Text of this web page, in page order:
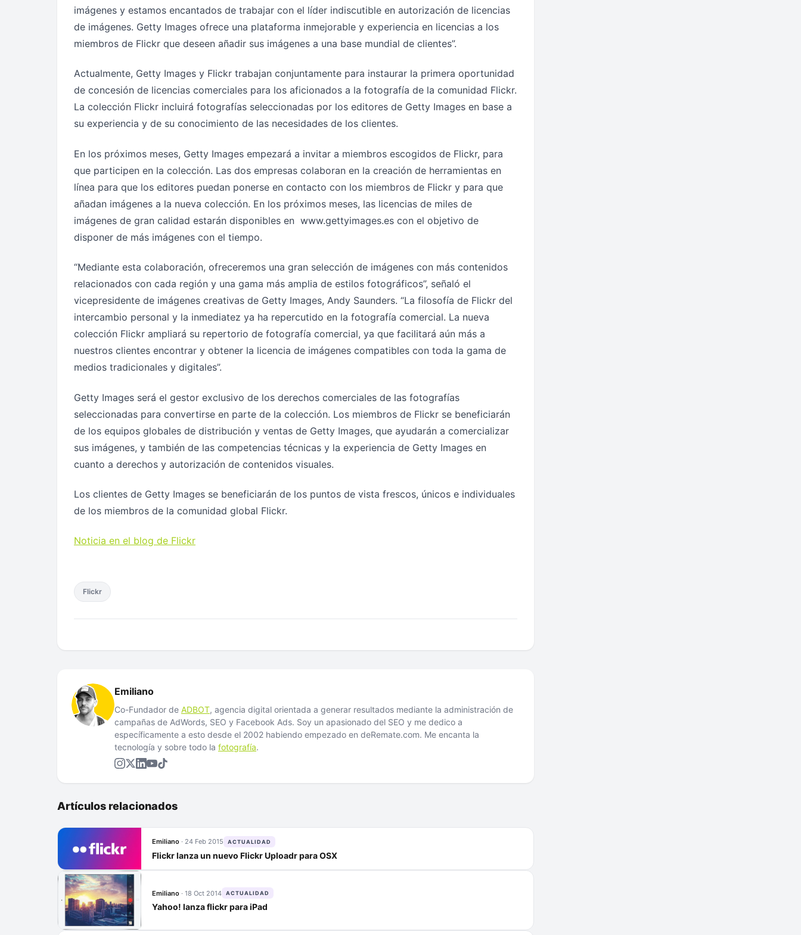
imágenes y estamos encantados de trabajar con el líder indiscutible en autorización de licencias
de imágenes. Getty Images ofrece una plataforma inmejorable y experiencia en licencias a los
miembros de Flickr que deseen añadir sus imágenes a una base mundial de clientes”.
Actualmente, Getty Images y Flickr trabajan conjuntamente para instaurar la primera oportunidad
de concesión de licencias comerciales para los aficionados a la fotografía de la comunidad Flickr.
La colección Flickr incluirá fotografías seleccionadas por los editores de Getty Images en base a
su experiencia y de su conocimiento de las necesidades de los clientes.
En los próximos meses, Getty Images empezará a invitar a miembros escogidos de Flickr, para
que participen en la colección. Las dos empresas colaboran en la creación de herramientas en
línea para que los editores puedan ponerse en contacto con los miembros de Flickr y para que
añadan imágenes a la nueva colección. En los próximos meses, las licencias de miles de
imágenes de gran calidad estarán disponibles en www.gettyimages.es con el objetivo de
disponer de más imágenes con el tiempo.
“Mediante esta colaboración, ofreceremos una gran selección de imágenes con más contenidos
relacionados con cada región y una gama más amplia de estilos fotográficos”, señaló el
vicepresidente de imágenes creativas de Getty Images, Andy Saunders. “La filosofía de Flickr del
intercambio personal y la inmediatez ya ha repercutido en la fotografía comercial. La nueva
colección Flickr ampliará su repertorio de fotografía comercial, ya que facilitará aún más a
nuestros clientes encontrar y obtener la licencia de imágenes compatibles con toda la gama de
medios tradicionales y digitales”.
Getty Images será el gestor exclusivo de los derechos comerciales de las fotografías
seleccionadas para convertirse en parte de la colección. Los miembros de Flickr se beneficiarán
de los equipos globales de distribución y ventas de Getty Images, que ayudarán a comercializar
sus imágenes, y también de las competencias técnicas y la experiencia de Getty Images en
cuanto a derechos y autorización de contenidos visuales.
Los clientes de Getty Images se beneficiarán de los puntos de vista frescos, únicos e individuales
de los miembros de la comunidad global Flickr.
Noticia en el blog de Flickr
Flickr
Emiliano
Co-Fundador de ADBOT, agencia digital orientada a generar resultados mediante la administración de
campañas de AdWords, SEO y Facebook Ads. Soy un apasionado del SEO y me dedico a
específicamente a esto desde el 2002 habiendo empezado en deRemate.com. Me encanta la
tecnología y sobre todo la fotografía.
Artículos relacionados
Emiliano · 24 Feb 2015 ACTUALIDAD
Flickr lanza un nuevo Flickr Uploadr para OSX
Emiliano · 18 Oct 2014 ACTUALIDAD
Yahoo! lanza flickr para iPad